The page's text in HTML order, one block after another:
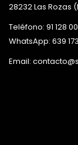
28232 Las Rozas
Teléfono: 91 128
WhatsApp: 639
Email: